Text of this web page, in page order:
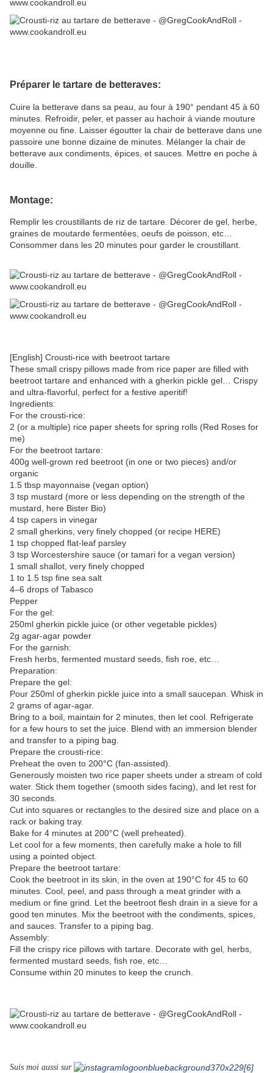
Préparer le tartare de betteraves:
Cuire la betterave dans sa peau, au four à 190° pendant 45 à 60
minutes. Refroidir, peler, et passer au hachoir à viande mouture
moyenne ou fine. Laisser égoutter la chair de betterave dans une
passoire une bonne dizaine de minutes. Mélanger la chair de
betterave aux condiments, épices, et sauces. Mettre en poche à
douille.
Montage:
Remplir les croustillants de riz de tartare. Décorer de gel, herbe,
graines de moutarde fermentées, oeufs de poisson, etc…
Consommer dans les 20 minutes pour garder le croustillant.
[English] Crousti-rice with beetroot tartare
These small crispy pillows made from rice paper are filled with
beetroot tartare and enhanced with a gherkin pickle gel… Crispy
and ultra-flavorful, perfect for a festive aperitif!
Ingredients:
For the crousti-rice:
2 (or a multiple) rice paper sheets for spring rolls (Red Roses for
me)
For the beetroot tartare:
400g well-grown red beetroot (in one or two pieces) and/or
organic
1.5 tbsp mayonnaise (vegan option)
3 tsp mustard (more or less depending on the strength of the
mustard, here Bister Bio)
4 tsp capers in vinegar
2 small gherkins, very finely chopped (or recipe HERE)
1 tsp chopped flat-leaf parsley
3 tsp Worcestershire sauce (or tamari for a vegan version)
1 small shallot, very finely chopped
1 to 1.5 tsp fine sea salt
4–6 drops of Tabasco
Pepper
For the gel:
250ml gherkin pickle juice (or other vegetable pickles)
2g agar-agar powder
For the garnish:
Fresh herbs, fermented mustard seeds, fish roe, etc…
Preparation:
Prepare the gel:
Pour 250ml of gherkin pickle juice into a small saucepan. Whisk in
2 grams of agar-agar.
Bring to a boil, maintain for 2 minutes, then let cool. Refrigerate
for a few hours to set the juice. Blend with an immersion blender
and transfer to a piping bag.
Prepare the crousti-rice:
Preheat the oven to 200°C (fan-assisted).
Generously moisten two rice paper sheets under a stream of cold
water. Stick them together (smooth sides facing), and let rest for
30 seconds.
Cut into squares or rectangles to the desired size and place on a
rack or baking tray.
Bake for 4 minutes at 200°C (well preheated).
Let cool for a few moments, then carefully make a hole to fill
using a pointed object.
Prepare the beetroot tartare:
Cook the beetroot in its skin, in the oven at 190°C for 45 to 60
minutes. Cool, peel, and pass through a meat grinder with a
medium or fine grind. Let the beetroot flesh drain in a sieve for a
good ten minutes. Mix the beetroot with the condiments, spices,
and sauces. Transfer to a piping bag.
Assembly:
Fill the crispy rice pillows with tartare. Decorate with gel, herbs,
fermented mustard seeds, fish roe, etc…
Consume within 20 minutes to keep the crunch.
Suis moi aussi sur